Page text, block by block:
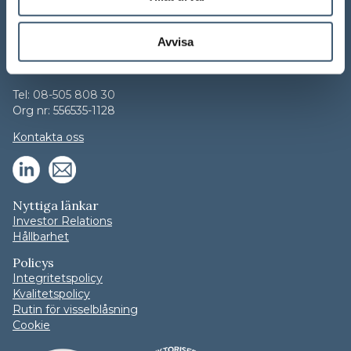
Avvisa
Kontakta oss
Tel: 08-505 808 30
Org nr: 556535-1128
Kontakta oss
Nyttiga länkar
Investor Relations
Hållbarhet
Policys
Integritetspolicy
Kvalitetspolicy
Rutin för visselblåsning
Cookie